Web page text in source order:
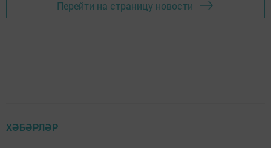
Перейти на страницу новости
ХӘБӘРЛӘР